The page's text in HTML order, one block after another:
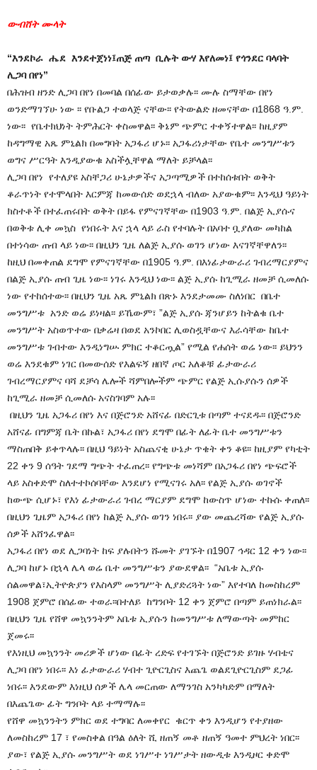
ውብሸት ሙላት
“እንደኮራ ሔደ እንደተጀነነ፤ጠጅ ጠጣ ቢሉት ውሃ እየለመነ፤ የጎንደር ባላባት
ሊጋባ በየነ”
በሕዝብ ዘንድ ሊጋባ በየነ በመባል በሰፊው ይታወቃሉ፡፡ ሙሉ ስማቸው በየነ
ወንድማገኘሁ ነው ፡፡ የቡልጋ ተወላጅ ናቸው፡፡ የትውልድ ዘመናቸው በ1868 ዓ.ም.
ነው፡፡ የቤተክህነት ትምሕርት ቀስመዋል፡፡ ቅኔም ጭምር ተቀኝተዋል፡፡ ከዚያም
ከዳግማዊ አጼ ምኒልክ በመግባት አጋፋሪ ሆኑ፡፡ አጋፋሪነታቸው የቤተ መንግሥቱን
ወግና ሥርዓት እንዲያውቁ አስችሏቸዋል ማለት ይቻላል፡፡
ሊጋባ በየነ የተለያዩ አስቸጋሪ ሁኔታዎችና አጋጣሚዎች በተከሰቱበት ወቅት
ቆራጥነት የተሞላበት እርምጃ ከመውሰድ ወደኋላ ብለው አያውቁም፡፡ እንዲህ ዓይነት
ክስተቶች በተፈጠሩበት ወቅት በይፋ የምናገኛቸው በ1903 ዓ.ም. በልጅ ኢያሱና
በወቅቱ ሊቀ መኳስ የነበሩት እና ኋላ ላይ ራስ የተባሉት በአባተ ቧያለው መካከል
በተነሳው ጠብ ላይ ነው፡፡ በዚህን ጊዜ ለልጅ ኢያሱ ወገን ሆነው እናገኛቸዋለን፡፡
ከዚህ በመቀጠል ደግሞ የምናገኛቸው በ1905 ዓ.ም. በእነፊታውራሪ ገብረማርያምና
በልጅ ኢያሱ ጠብ ጊዜ ነው፡፡ ነገሩ እንዲህ ነው፡፡ ልጅ ኢያሱ ከጊሚራ ዘመቻ ሲመለሱ
ነው የተከሰተው፡፡ በዚህን ጊዜ አጼ ምኒልክ በጽኑ እንደታመሙ ስለነበር በቤተ
መንግሥቱ አንድ ወሬ ይነዛል፡፡ ይኼውም፣ ”ልጅ ኢያሱ ጃንሆይን ከትልቁ ቤተ
መንግሥት አስወጥተው በቃሬዛ በወደ አንኮበር ሊወስዷቸውና እራሳቸው ከቤተ
መንግሥቱ ገብተው እንዲነግሡ ምክር ተቆርጧል” የሚል የሐሰት ወሬ ነው፡፡ ይህንን
ወሬ እንደቁም ነገር በመውሰድ የእልፍኝ ዘበኛ ጦር አለቆቹ ፊታውራሪ
ገብረማርያምና ባሻ ደቻሳ ሌሎች ሻምበሎችም ጭምር የልጅ ኢሱያሱን ሰዎች
ከጊሚራ ዘመቻ ሲመለሱ አናስገባም አሉ፡፡
በዚህን ጊዜ አጋፋሪ በየነ እና በጅሮንድ አሸናፊ በድርጊቱ በጣም ተናደዱ፡፡ በጅሮንድ
አሸናፊ በግምጃ ቤት በኩል፣ አጋፋሪ በየነ ደግሞ በፊት ለፊት ቤተ መንግሥቱን
ማስጠበቅ ይቀጥላሉ፡፡ በዚህ ዓይነት አስጨናቂ ሁኔታ ጥቄት ቀን ቆዩ፡፡ ከዚያም የካቲት
22 ቀን 9 ሰዓት ገደማ ግጭት ተፈጠረ፡፡ የግጭቱ መነሻም በአጋፋሪ በየነ ጭፍሮች
ላይ አስቀድሞ ስለተተኮሰባቸው እንደሆነ የሚናገሩ አለ፡፡ የልጅ ኢያሱ ወገኖች
ከውጭ ሲሆኑ፣ የእነ ፊታውራሪ ገብረ ማርያም ደግሞ ከውስጥ ሆነው ተኩሱ ቀጠለ፡፡
በዚህን ጊዜም አጋፋሪ በየነ ከልጅ ኢያሱ ወገን ነበሩ፡፡ ያው መጨረሻው የልጅ ኢያሱ
ሰዎች አሸንፈዋል፡፡
አጋፋሪ በየነ ወደ ሊጋባነት ከፍ ያሉበትን ሹመት ያገኙት በ1907 ኅዳር 12 ቀን ነው፡፡
ሊጋባ ከሆኑ በኋላ ሌላ ወሬ ቤተ መንግሥቱን ያውደዋል፡፡ “አቤቱ ኢያሱ
ሰልመዋል፣ኢትዮጵያን የእስላም መንግሥት ሊያድረጓት ነው” እየተባለ ከመስከረም
1908 ጀምሮ በሰፊው ተወራ፡፡በተለይ ከግንቦት 12 ቀን ጀምሮ በጣም ይጠነክራል፡፡
በዚህን ጊዜ የሸዋ መኳንንትም አቤቱ ኢያሱን ከመንግሥቱ ለማውጣት መምከር
ጀመሩ፡፡
የእነዚህ መኳንንት መሪዎች ሆነው በፊት ረድፍ የተገኙት በጅሮንድ ይገዙ ሃብቴና
ሊጋባ በየነ ነበሩ፡፡ እነ ፊታውራሪ ሃብተ ጊዮርጊስና እጨጌ ወልደጊዮርጊስም ደጋፊ
ነበሩ፡፡ እንደውም እነዚህ ሰዎች ሌላ መርጠው ለማንገስ አንካካድም በማለት
በእጨጌው ፊት ግንቦት ላይ ተማማሉ፡፡
የሸዋ መኳንንትን ምክር ወደ ተግባር ለመቀየር ቁርጥ ቀን እንዲሆን የተያዘው
ለመስከረም 17 ፣ የመስቀል በዓል ዕለት ሺ ዘጠኝ መቶ ዘጠኝ ዓመተ ምህረት ነበር፡፡
ያው፣ የልጅ ኢያሱ መንግሥት ወደ ነገሥተ ነገሥታት ዘውዲቱ እንዲዞር ቀድሞ